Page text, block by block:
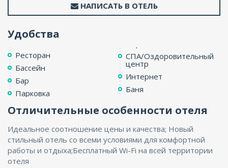
НАПИСАТЬ В ОТЕЛЬ
Удобства
Ресторан
Бассейн
Бар
Парковка
СПА/Оздоровительный
центр
Интернет
Баня
Отличительные особенности отеля
Идеальное соотношение цены и качества; Новый
стильный отель со всеми условиями для комфортной
работы и отдыха;Бесплатный Wi-Fi на всей территории
отеля